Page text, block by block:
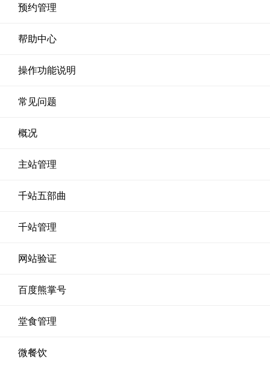
预约管理
帮助中心
操作功能说明
常见问题
概况
主站管理
千站五部曲
千站管理
网站验证
百度熊掌号
堂食管理
微餐饮